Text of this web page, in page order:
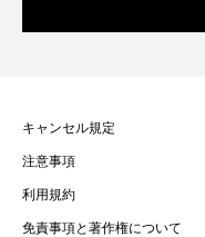
キャンセル規定
注意事項
利用規約
免責事項と著作権について